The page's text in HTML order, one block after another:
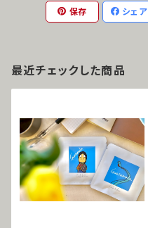
保存 シェア
最近チェックした商品